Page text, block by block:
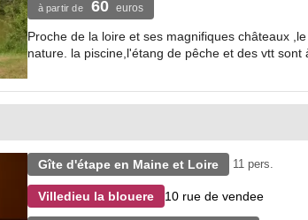
à partir de 60 euros
Proche de la loire et ses magnifiques châteaux
nature. la piscine,l'étang de pêche et des vtt sont
Gîte d'étape en Maine et Loire 11 pers.
Villedieu la blouere 10 rue de vendee